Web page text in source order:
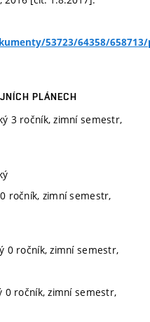
53723/64358/
PLÁNECH
3 ročník, zimní semestr,
ročník, zimní semestr,
0 ročník, zimní semestr,
0 ročník, zimní semestr,